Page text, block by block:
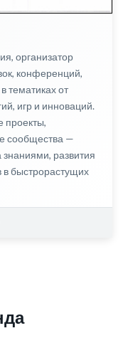
организатор
конференций,
тематиках от
игр и инноваций.
проекты,
сообщества —
развития
в быстрорастущих
89 10